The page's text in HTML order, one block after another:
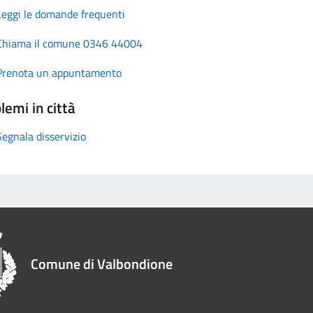
le domande frequenti
il comune 0346 44004
un appuntamento
in città
disservizio
Comune di Valbondione